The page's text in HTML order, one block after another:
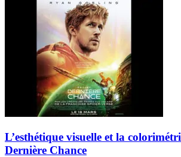
L’esthétique visuelle et la
Dernière Chance